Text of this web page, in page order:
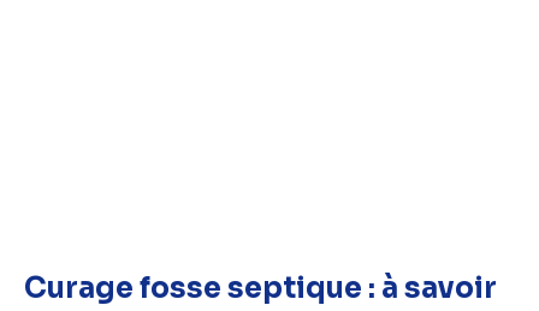
Curage fosse septique : à savoir